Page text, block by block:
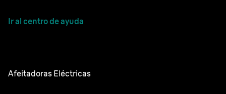
Ir al centro de ayuda
Afeitadoras Eléctricas